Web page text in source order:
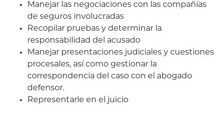
Manejar las negociaciones con las compañías
de seguros involucradas
Recopilar pruebas y determinar la
responsabilidad del acusado
Manejar presentaciones judiciales y cuestiones
procesales, así como gestionar la
correspondencia del caso con el abogado
defensor.
Representarle en el juicio